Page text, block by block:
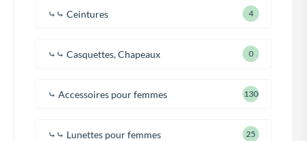
⤷⤷ Ceintures 4
⤷⤷ Casquettes, Chapeaux 0
⤷ Accessoires pour femmes 130
⤷⤷ Lunettes pour femmes 25